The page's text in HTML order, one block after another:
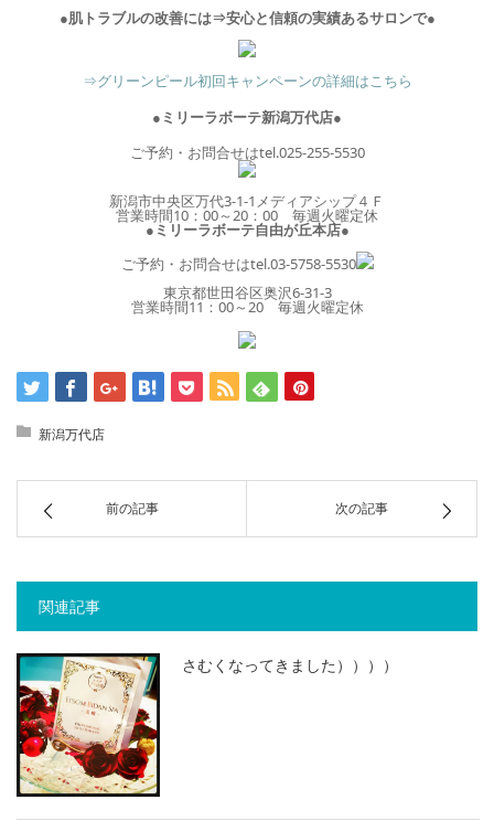
●肌トラブルの改善には⇒安心と信頼の実績あるサロンで●
⇒グリーンピール初回キャンペーンの詳細はこちら
●ミリーラボーテ新潟万代店●
ご予約・お問合せはtel.025-255-5530
新潟市中央区万代3-1-1メディアシップ４Ｆ
営業時間10：00～20：00 毎週火曜定休
●ミリーラボーテ自由が丘本店●
ご予約・お問合せはtel.03-5758-5530
東京都世田谷区奥沢6-31-3
営業時間11：00～20 毎週火曜定休
新潟万代店
前の記事 次の記事
関連記事
さむくなってきました））））